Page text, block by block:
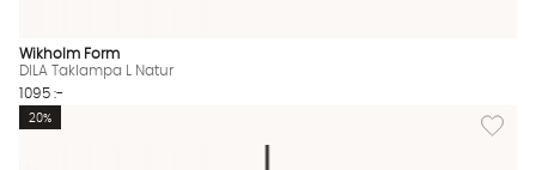
Wikholm Form
DILA Taklampa L Natur
1095 :-
Lägg
20%